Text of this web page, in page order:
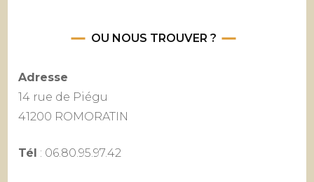
OU NOUS TROUVER ?
Adresse
14 rue de Piégu
41200 ROMORATIN
Tél : 06.80.95.97.42